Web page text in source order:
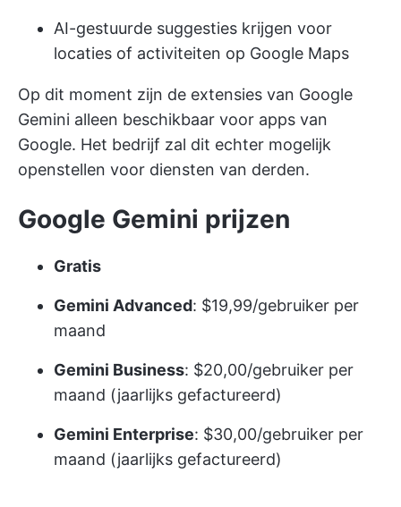
AI-gestuurde suggesties krijgen voor
locaties of activiteiten op Google Maps
Op dit moment zijn de extensies van Google
Gemini alleen beschikbaar voor apps van
Google. Het bedrijf zal dit echter mogelijk
openstellen voor diensten van derden.
Google Gemini prijzen
Gratis
Gemini Advanced: $19,99/gebruiker per
maand
Gemini Business: $20,00/gebruiker per
maand (jaarlijks gefactureerd)
Gemini Enterprise: $30,00/gebruiker per
maand (jaarlijks gefactureerd)